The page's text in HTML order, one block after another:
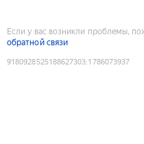
Если у вас возникли проблемы,
обратной связи
9180928525188627303:1786073937